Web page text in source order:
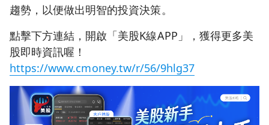
趨勢，以便做出明智的投資決策。
點擊下方連結，開啟「美股K線APP」，獲得更多美
股即時資訊喔！
https://www.cmoney.tw/r/56/9hlg37